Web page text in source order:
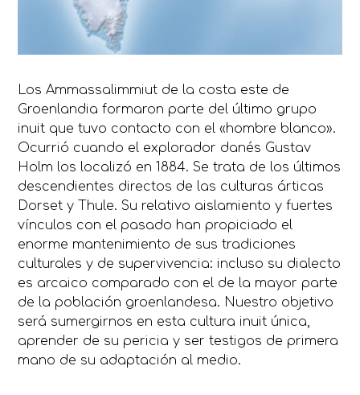
Los Ammassalimmiut de la costa este de
Groenlandia formaron parte del último grupo
inuit que tuvo contacto con el «hombre blanco».
Ocurrió cuando el explorador danés Gustav
Holm los localizó en 1884. Se trata de los últimos
descendientes directos de las culturas árticas
Dorset y Thule. Su relativo aislamiento y fuertes
vínculos con el pasado han propiciado el
enorme mantenimiento de sus tradiciones
culturales y de supervivencia: incluso su dialecto
es arcaico comparado con el de la mayor parte
de la población groenlandesa. Nuestro objetivo
será sumergirnos en esta cultura inuit única,
aprender de su pericia y ser testigos de primera
mano de su adaptación al medio.